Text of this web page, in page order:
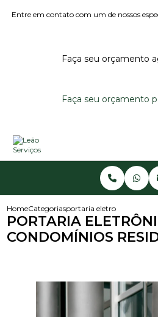
Entre em contato com um de nossos
Faça seu orçamento
Faça seu orçamento
HomeCategoriasportaria eletronica para
PORTARIA
CONDOMÍNIOS